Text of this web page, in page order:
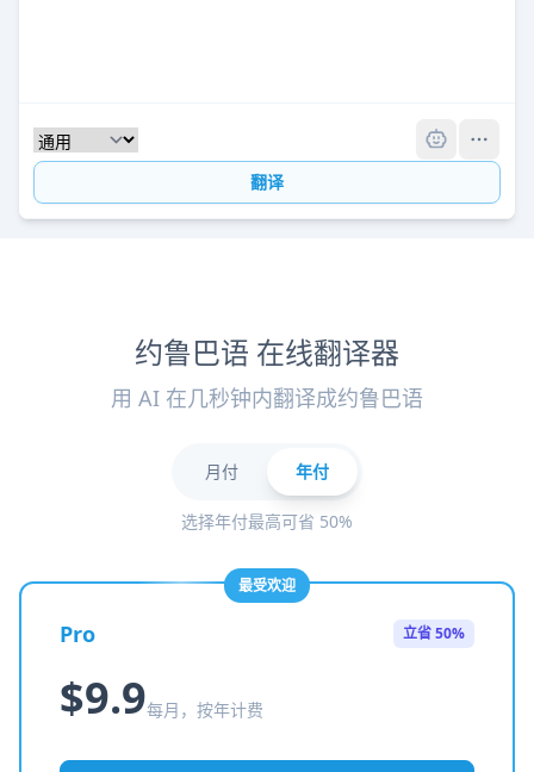
翻译
约鲁巴语 在线翻译器
用 AI 在几秒钟内翻译成约鲁巴语
月付 年付
选择年付最高可省 50%
最受欢迎
Pro 立省 50%
$9.9每月，按年计费